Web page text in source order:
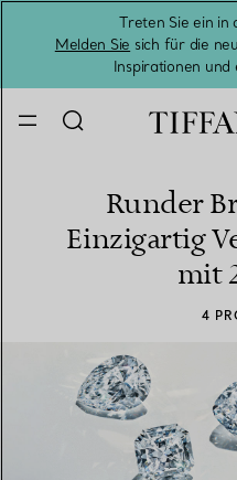
Treten Sie ein in
Melden Sie sich für die
Inspirationen und
Runder
Einzigartig
mit
4